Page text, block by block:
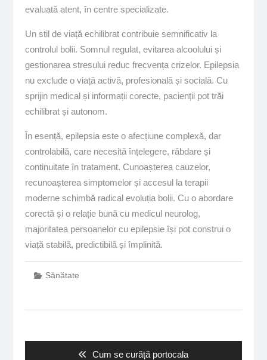
evaluată atent, în centre specializate.
Un stil de viață echilibrat contribuie semnificativ la
controlul bolii. Somnul regulat, evitarea alcoolului și
gestionarea stresului reduc frecvența crizelor. Epilepsia
nu exclude o viață activă, profesională și socială. Cu
sprijin medical și informații corecte, pacienții pot trăi
echilibrat și autonom.
În esență, epilepsia este o afecțiune complexă, dar
controlabilă, care necesită înțelegere, răbdare și
continuitate în tratament. Cunoașterea cauzelor,
recunoașterea simptomelor și accesul la terapii
moderne schimbă radical evoluția bolii. Cu o abordare
corectă și o relație bună cu medicul neurolog,
majoritatea persoanelor cu epilepsie își pot construi o
viață stabilă, predictibilă și împlinită.
Sănătate
Previous
Cum se curăță portocala